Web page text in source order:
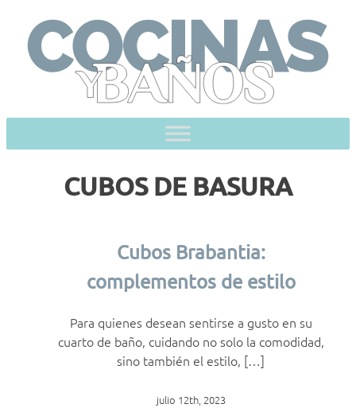
content
CUBOS DE BASURA
Cubos Brabantia:
complementos de estilo
Para quienes desean sentirse a gusto en su
cuarto de baño, cuidando no solo la comodidad,
sino también el estilo, […]
julio 12th, 2023